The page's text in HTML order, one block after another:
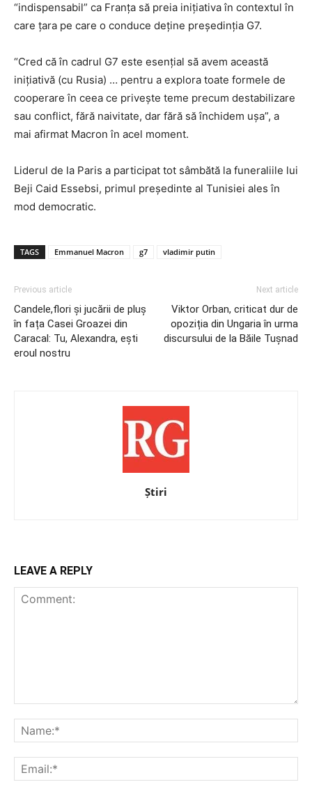
“indispensabil” ca Franța să preia inițiativa în contextul în
care țara pe care o conduce deține președinția G7.
“Cred că în cadrul G7 este esențial să avem această
inițiativă (cu Rusia) … pentru a explora toate formele de
cooperare în ceea ce privește teme precum destabilizare
sau conflict, fără naivitate, dar fără să închidem ușa”, a
mai afirmat Macron în acel moment.
Liderul de la Paris a participat tot sâmbătă la funeraliile lui
Beji Caid Essebsi, primul președinte al Tunisiei ales în
mod democratic.
TAGS Emmanuel Macron g7 vladimir putin
Previous article
Candele,flori și jucării de pluș
în fața Casei Groazei din
Caracal: Tu, Alexandra, ești
eroul nostru
Next article
Viktor Orban, criticat dur de
opoziția din Ungaria în urma
discursului de la Băile Tușnad
Știri
LEAVE A REPLY